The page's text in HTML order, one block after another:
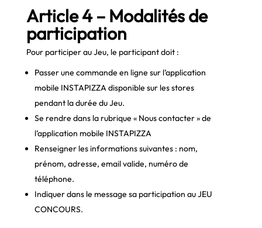
Article 4 – Modalités de
participation
Pour participer au Jeu, le participant doit :
Passer une commande en ligne sur l’application
mobile INSTAPIZZA disponible sur les stores
pendant la durée du Jeu.
Se rendre dans la rubrique « Nous contacter » de
l’application mobile INSTAPIZZA
Renseigner les informations suivantes : nom,
prénom, adresse, email valide, numéro de
téléphone.
Indiquer dans le message sa participation au JEU
CONCOURS.